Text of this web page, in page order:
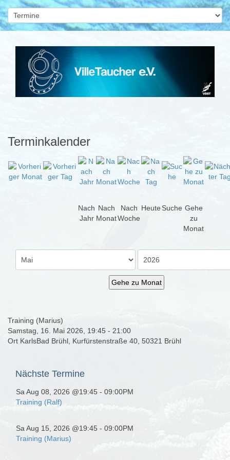
Terminkalender
Nach
Jahr
Nach
Monat
Nach
Woche
Heute Suche Gehe
zu
Monat
Gehe zu Monat
Training (Marius)
Samstag, 16. Mai 2026, 19:45 - 21:00
Ort KarlsBad Brühl, Kurfürstenstraße 40, 50321 Brühl
Nächste Termine
Sa Aug 08, 2026 @19:45 - 09:00PM
Training (Ralf)
Sa Aug 15, 2026 @19:45 - 09:00PM
Training (Marius)